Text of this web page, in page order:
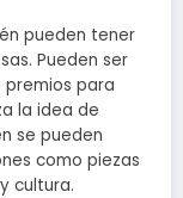
pueden tener
Pueden ser
para
la idea de
se pueden
como piezas
cultura.